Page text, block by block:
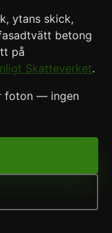
ytans skick,
betong
på
Skatteverket.
foton — ingen